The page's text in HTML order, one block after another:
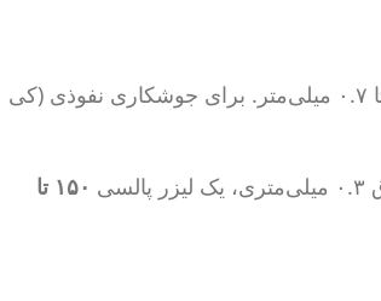
یک قانون کلی (برای فولاد کربنی و استنلس استیل): برای جوشکاری ذوبی (رسانش حرارتی) به ازای هر ۱۰۰ وات توان، حداکثر ضخامت ~۰.۵ تا ۰.۷ میلی‌متر. برای جوشکاری نفوذی (کی
۱۵۰ تا